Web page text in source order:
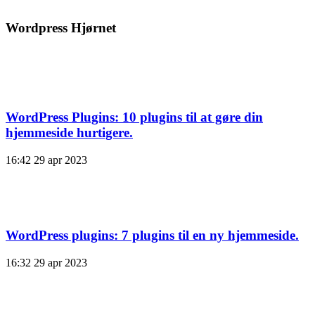
Wordpress Hjørnet
WordPress Plugins: 10 plugins til at gøre din
hjemmeside hurtigere.
16:42 29 apr 2023
WordPress plugins: 7 plugins til en ny hjemmeside.
16:32 29 apr 2023